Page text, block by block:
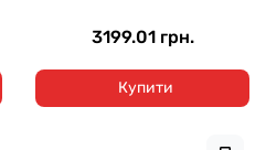
3199.01 грн.
Купити